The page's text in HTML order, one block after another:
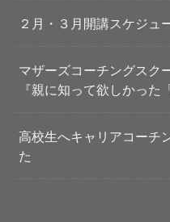
２月・３月開講スケジュ
マザーズコーチングスク
『親に知って欲しかった
高校生へキャリアコーチ
た